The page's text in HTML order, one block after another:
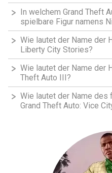
In welchem Grand Theft
spielbare Figur namens
Wie lautet der Name der
Liberty City Stories?
Wie lautet der Name der
Theft Auto III?
Wie lautet der Name des
Grand Theft Auto: Vice